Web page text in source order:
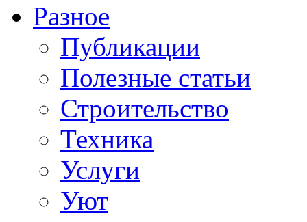
Разное
Публикации
Полезные статьи
Строительство
Техника
Услуги
Уют